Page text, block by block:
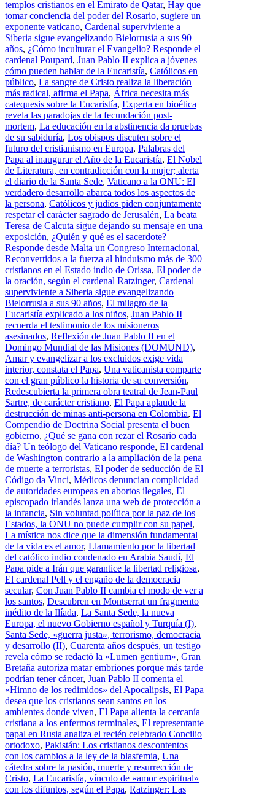
templos cristianos en el Emirato de Qatar, Hay que
tomar conciencia del poder del Rosario, sugiere un
exponente vaticano, Cardenal superviviente a
Siberia sigue evangelizando Bielorrusia a sus 90
años, ¿Cómo inculturar el Evangelio? Responde el
cardenal Poupard, Juan Pablo II explica a jóvenes
cómo pueden hablar de la Eucaristía, Católicos en
público, La sangre de Cristo realiza la liberación
más radical, afirma el Papa, África necesita más
catequesis sobre la Eucaristía, Experta en bioética
revela las paradojas de la fecundación post-
mortem, La educación en la abstinencia da pruebas
de su sabiduría, Los obispos discuten sobre el
futuro del cristianismo en Europa, Palabras del
Papa al inaugurar el Año de la Eucaristía, El Nobel
de Literatura, en contradicción con la mujer; alerta
el diario de la Santa Sede, Vaticano a la ONU: El
verdadero desarrollo abarca todos los aspectos de
la persona, Católicos y judíos piden conjuntamente
respetar el carácter sagrado de Jerusalén, La beata
Teresa de Calcuta sigue dejando su mensaje en una
exposición, ¿Quién y qué es el sacerdote?
Responde desde Malta un Congreso Internacional,
Reconvertidos a la fuerza al hinduismo más de 300
cristianos en el Estado indio de Orissa, El poder de
la oración, según el cardenal Ratzinger, Cardenal
superviviente a Siberia sigue evangelizando
Bielorrusia a sus 90 años, El milagro de la
Eucaristía explicado a los niños, Juan Pablo II
recuerda el testimonio de los misioneros
asesinados, Reflexión de Juan Pablo II en el
Domingo Mundial de las Misiones (DOMUND),
Amar y evangelizar a los excluidos exige vida
interior, constata el Papa, Una vaticanista comparte
con el gran público la historia de su conversión,
Redescubierta la primera obra teatral de Jean-Paul
Sartre, de carácter cristiano, El Papa aplaude la
destrucción de minas anti-persona en Colombia, El
Compendio de Doctrina Social presenta el buen
gobierno, ¿Qué se gana con rezar el Rosario cada
día? Un teólogo del Vaticano responde, El cardenal
de Washington contrario a la ampliación de la pena
de muerte a terroristas, El poder de seducción de El
Código da Vinci, Médicos denuncian complicidad
de autoridades europeas en abortos ilegales, El
episcopado irlandés lanza una web de protección a
la infancia, Sin voluntad política por la paz de los
Estados, la ONU no puede cumplir con su papel,
La mística nos dice que la dimensión fundamental
de la vida es el amor, Llamamiento por la libertad
del católico indio condenado en Arabia Saudí, El
Papa pide a Irán que garantice la libertad religiosa,
El cardenal Pell y el engaño de la democracia
secular, Con Juan Pablo II cambia el modo de ver a
los santos, Descubren en Montserrat un fragmento
inédito de la Ilíada, La Santa Sede, la nueva
Europa, el nuevo Gobierno español y Turquía (I),
Santa Sede, «guerra justa», terrorismo, democracia
y desarrollo (II), Cuarenta años después, un testigo
revela cómo se redactó la «Lumen gentium», Gran
Bretaña autoriza matar embriones porque más tarde
podrían tener cáncer, Juan Pablo II comenta el
«Himno de los redimidos» del Apocalipsis, El Papa
desea que los cristianos sean santos en los
ambientes donde viven, El Papa alienta la cercanía
cristiana a los enfermos terminales, El representante
papal en Rusia analiza el recién celebrado Concilio
ortodoxo, Pakistán: Los cristianos descontentos
con los cambios a la ley de la blasfemia, Una
cátedra sobre la pasión, muerte y resurrección de
Cristo, La Eucaristía, vínculo de «amor espiritual»
con los difuntos, según el Papa, Ratzinger: Las